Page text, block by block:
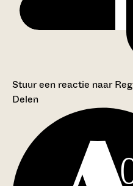
Stuur een reactie naar
Delen